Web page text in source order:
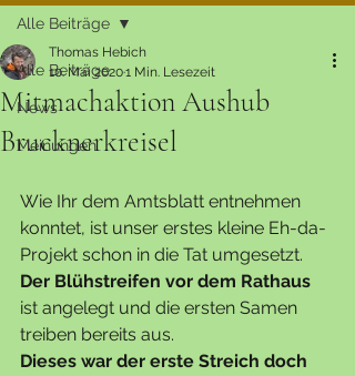
Alle Beiträge
News
Meinungen
Alle Beiträge
Mitmachaktion Aushub
Brucknerkreisel
Thomas Hebich
10. Mai 20201 Min. Lesezeit
Wie Ihr dem Amtsblatt entnehmen
konntet, ist unser erstes kleine Eh-da-
Projekt schon in die Tat umgesetzt.
Der Blühstreifen vor dem Rathaus
ist angelegt und die ersten Samen
treiben bereits aus.
Dieses war der erste Streich doch